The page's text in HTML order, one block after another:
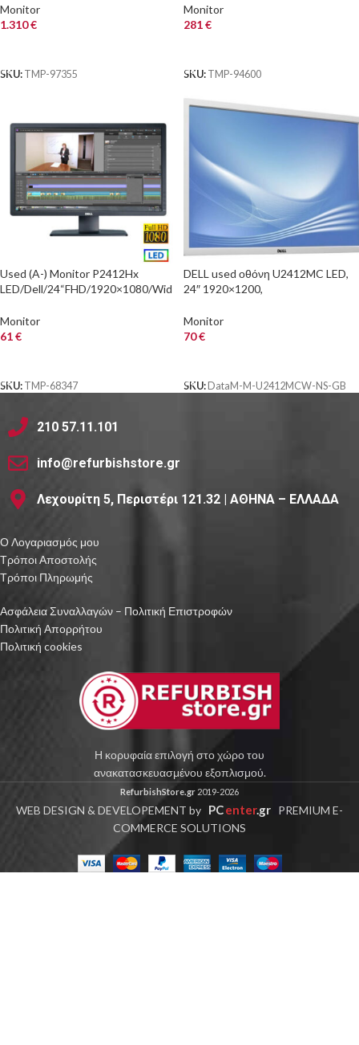
FHD/Wide/Black/w/Speakers &
PEN
Monitor
1.310€
SKU: TMP-97355
HUB
Monitor
281€
SKU: TMP-94600
Used (A-) Monitor P2412Hx
LED/Dell/24“FHD/1920×1080/Wid
& USB Hub
Monitor
61€
SKU: TMP-68347
DELL used οθόνη U2412MC LED,
24″ 1920×1200,
βάση, Grade B
Monitor
70€
SKU: DataM-M-U2412MCW-NS-GB
210 57.11.101
info@refurbishstore.gr
Λεχουρίτη 5, Περιστέρι 121.32 | ΑΘΗΝΑ – ΕΛΛΑΔΑ
Ο Λογαριασμός μου
Τρόποι Αποστολής
Τρόποι Πληρωμής
Ασφάλεια Συναλλαγών – Πολιτική Επιστροφών
Πολιτική Απορρήτου
Πολιτική cookies
Η κορυφαία επιλογή στο χώρο του
ανακατασκευασμένου εξοπλισμού.
RefurbishStore.gr 2019-2026
WEB DESIGN & DEVELOPEMENT by PCenter.gr PREMIUM E-
COMMERCE SOLUTIONS